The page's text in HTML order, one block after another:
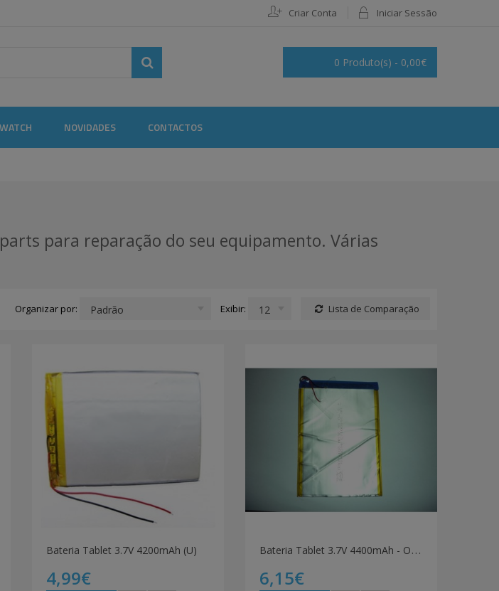
Criar Conta Iniciar Sessão
0 Produto(s) - 0,00€
NOVIDADES CONTACTOS
para reparação do seu equipamento. Várias
Organizar por: Exibir: Lista de Comparação
Bateria Tablet 3.7V 4200mAh (U)
4,99€
B
ateria Tablet 3.7V 4400mAh - Original (U)
6,15€